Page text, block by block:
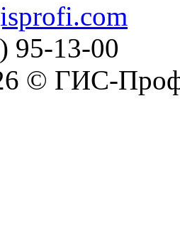
95-13-00
© ГИС-